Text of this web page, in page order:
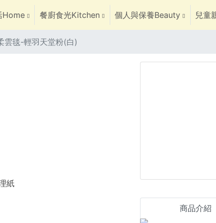
Home 餐廚食光Kitchen 個人與保養Beauty 兒童
雲毯-輕羽天堂粉(白)
紙
商品介紹